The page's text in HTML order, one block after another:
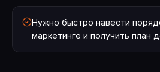
Нужно быстро навести
маркетинге и получить план